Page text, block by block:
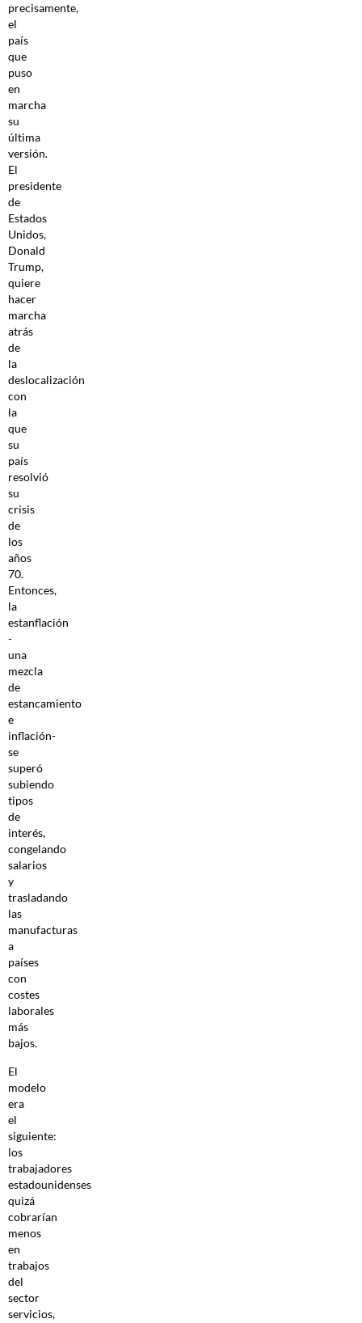
precisamente,
el
país
que
puso
en
marcha
su
última
versión.
El
presidente
de
Estados
Unidos,
Donald
Trump,
quiere
hacer
marcha
atrás
de
la
deslocalización
con
la
que
su
país
resolvió
su
crisis
de
los
años
70.
Entonces,
la
estanflación
-
una
mezcla
de
estancamiento
e
inflación-
se
superó
subiendo
tipos
de
interés,
congelando
salarios
y
trasladando
las
manufacturas
a
países
con
costes
laborales
más
bajos.
El
modelo
era
el
siguiente:
los
trabajadores
estadounidenses
quizá
cobrarían
menos
en
trabajos
del
sector
servicios,